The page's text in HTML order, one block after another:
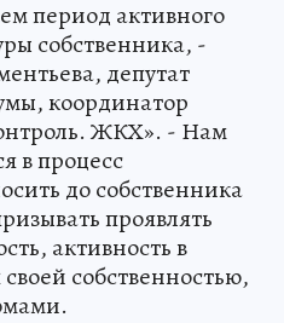
период активного
собственника, -
депутат
координатор
ЖКХ». - Нам
в процесс
до собственника
проявлять
активность в
собственностью,